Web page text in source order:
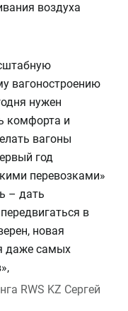
воздуха
вагоностроению
нужен
комфорта и
вагоны
год
перевозками»
– дать
в
новая
даже самых
RWS KZ Сергей